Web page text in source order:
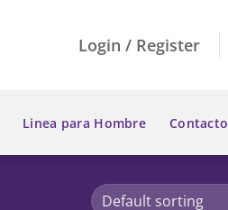
Login / Register
Linea para Hombre Contacto